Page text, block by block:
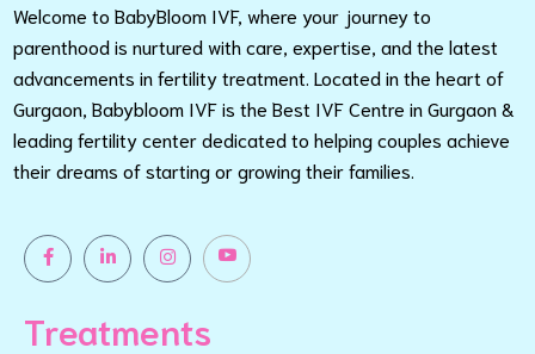
Welcome to BabyBloom IVF, where your journey to
parenthood is nurtured with care, expertise, and the latest
advancements in fertility treatment. Located in the heart of
Gurgaon, Babybloom IVF is the Best IVF Centre in Gurgaon &
leading fertility center dedicated to helping couples achieve
their dreams of starting or growing their families.
Treatments